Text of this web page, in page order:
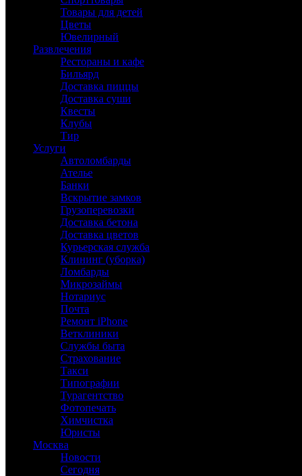
Товары для детей
Цветы
Ювелирный
Развлечения
Рестораны и кафе
Бильярд
Доставка пиццы
Доставка суши
Квесты
Клубы
Тир
Услуги
Автоломбарды
Ателье
Банки
Вскрытие замков
Грузоперевозки
Доставка бетона
Доставка цветов
Курьерская служба
Клининг (уборка)
Ломбарды
Микрозаймы
Нотариус
Почта
Ремонт iPhone
Ветклиники
Службы быта
Страхование
Такси
Типографии
Турагентство
Фотопечать
Химчистка
Юристы
Москва
Новости
Сегодня